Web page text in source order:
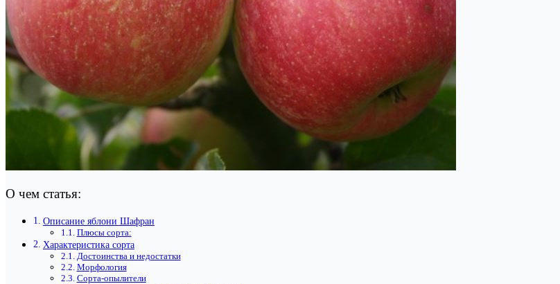
О чем статья:
Описание яблони Шафран
Плюсы сорта:
Характеристика сорта
Достоинства и недостатки
Морфология
Сорта-опылители